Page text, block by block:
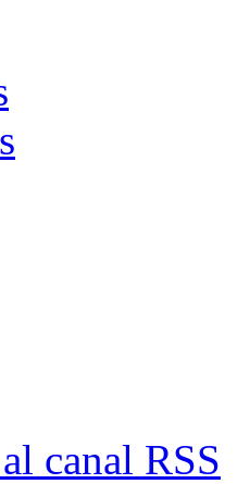
canal RSS